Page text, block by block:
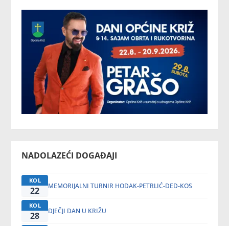
NADOLAZEĆI DOGAĐAJI
KOL
22 MEMORIJALNI TURNIR HODAK-PETRLIĆ-DED-KOS
KOL
28 DJEČJI DAN U KRIŽU